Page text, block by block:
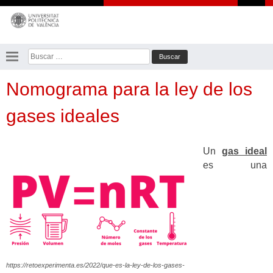
Saltar
contenido
Buscar:
Nomograma para la ley de los
gases ideales
https://retoexperimenta.es/2022/que-es-la-ley-de-los-gases-
Ungas ideal
es una